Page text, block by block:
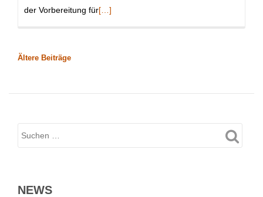
der Vorbereitung fürRead
in
[…]
BEITRAGSNAVIGATION
Ältere Beiträge
NEWS